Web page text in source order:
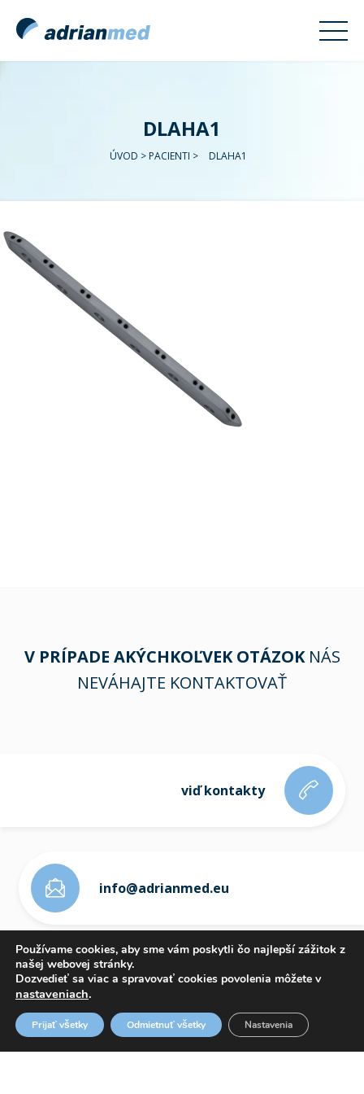
DLAHA1
ÚVOD > PACIENTI > DLAHA1
V PRÍPADE AKÝCHKOĽVEK OTÁZOKNÁS
NEVÁHAJTE KONTAKTOVAŤ
viď kontakty
info@adrianmed.eu
OZNAMOVANIE PROTISPOLOČENSKEJ ČINNOSTI
Používame cookies, aby sme vám poskytli čo najlepší zážitok z
našej webovej stránky.
Dozvedieť sa viac a spravovať cookies povolenia môžete v
nastaveniach.
Prijať všetky Odmietnuť všetky Nastavenia